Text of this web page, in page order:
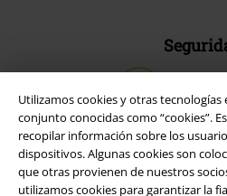
Utilizamos cookies y otras
conjunto conocidas como “cookies”.
recopilar información sobre los
dispositivos. Algunas cookies son
que otras provienen de nuestros
utilizamos cookies para garantizar la